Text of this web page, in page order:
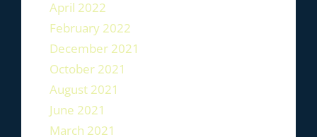
April 2022
February 2022
December 2021
October 2021
August 2021
June 2021
March 2021